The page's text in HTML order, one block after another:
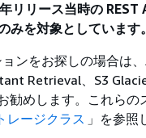
リリース当時の
を対象としています。
ンをお探しの場合は
Retrieval、S3
勧めします。これら
レージクラス 」を参照